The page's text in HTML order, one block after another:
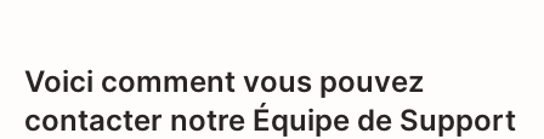
Voici comment vous pouvez
contacter notre Équipe de Support